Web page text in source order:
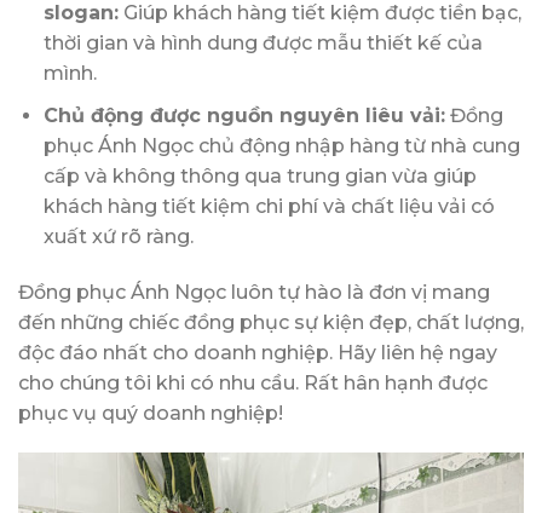
slogan:Giúp khách hàng tiết kiệm được tiền bạc,
thời gian và hình dung được mẫu thiết kế của
mình.
Chủ động được nguồn nguyên liêu vải:Đồng
phục Ánh Ngọc chủ động nhập hàng từ nhà cung
cấp và không thông qua trung gian vừa giúp
khách hàng tiết kiệm chi phí và chất liệu vải có
xuất xứ rõ ràng.
Đồng phục Ánh Ngọc luôn tự hào là đơn vị mang
đến những chiếc đồng phục sự kiện đẹp, chất lượng,
độc đáo nhất cho doanh nghiệp. Hãy liên hệ ngay
cho chúng tôi khi có nhu cầu. Rất hân hạnh được
phục vụ quý doanh nghiệp!